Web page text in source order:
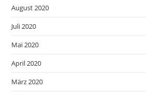
August 2020
Juli 2020
Mai 2020
April 2020
März 2020